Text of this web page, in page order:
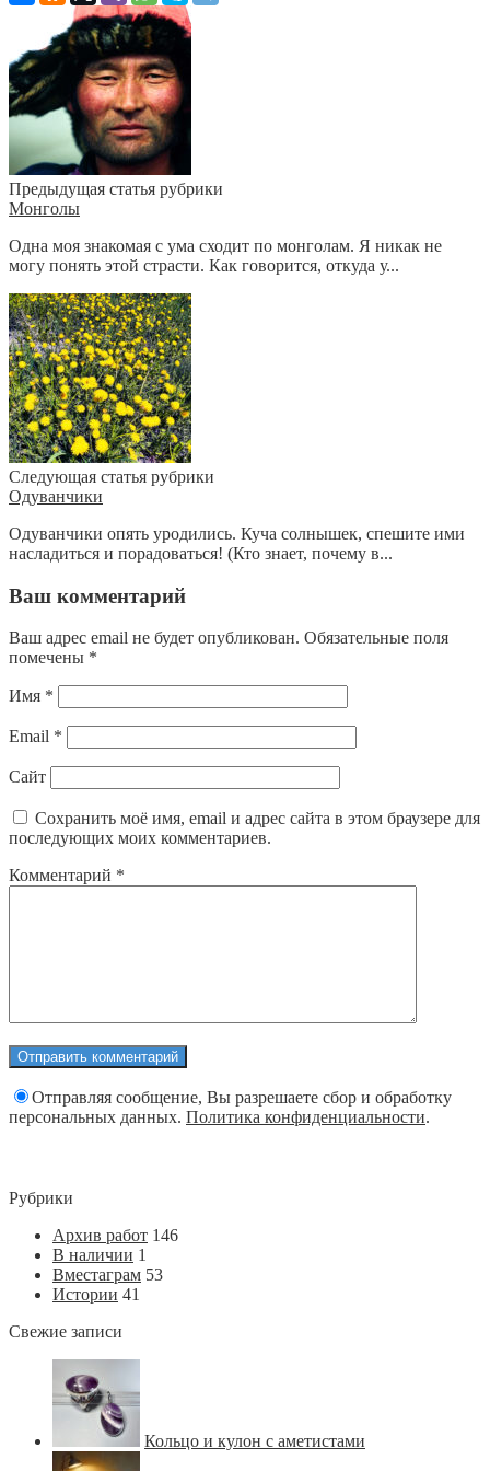
Предыдущая статья рубрики
Монголы
Одна моя знакомая с ума сходит по монголам. Я никак не
могу понять этой страсти. Как говорится, откуда у...
Следующая статья рубрики
Одуванчики
Одуванчики опять уродились. Куча солнышек, спешите ими
насладиться и порадоваться! (Кто знает, почему в...
Ваш комментарий
Ваш адрес email не будет опубликован. Обязательные поля
помечены *
Имя *
Email *
Сайт
Сохранить моё имя, email и адрес сайта в этом браузере для
последующих моих комментариев.
Комментарий *
Отправляя сообщение, Вы разрешаете сбор и обработку
персональных данных. Политика конфиденциальности.
Рубрики
Архив работ 146
В наличии 1
Вместаграм 53
Истории 41
Свежие записи
Кольцо и кулон с аметистами